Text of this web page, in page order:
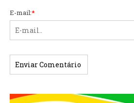
E-mail:*